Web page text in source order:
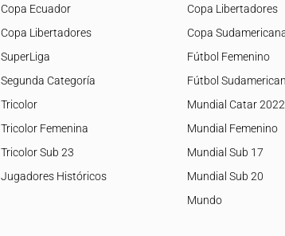
Copa Ecuador
Copa Libertadores
SuperLiga
Segunda Categoría
Tricolor
Tricolor Femenina
Tricolor Sub 23
Jugadores Históricos
Copa Libertadores
Copa
Fútbol Femenino
Fútbol
Mundial Catar 2022
Mundial Femenino
Mundial Sub 17
Mundial Sub 20
Mundo